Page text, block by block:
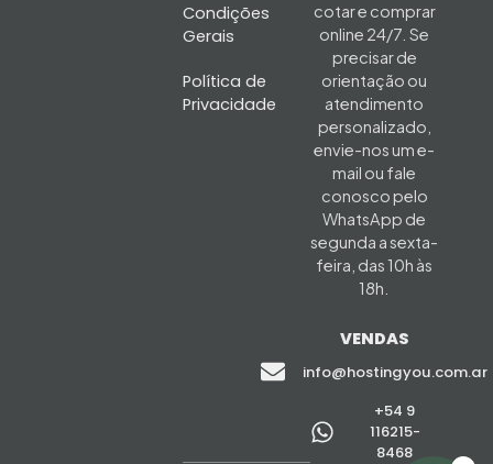
Condições
Gerais
Política de
Privacidade
cotar e comprar
online 24/7. Se
precisar de
orientação ou
atendimento
personalizado,
envie-nos um e-
mail ou fale
conosco pelo
WhatsApp de
segunda a sexta-
feira, das 10h às
18h.
VENDAS
info@hostingyou.com.ar
+54 9
116215-
8468